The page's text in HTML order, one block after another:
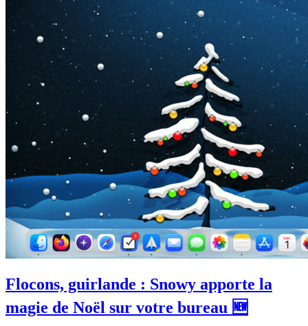
Flocons, guirlande : Snowy apporte la
magie de Noël sur votre bureau 🆕